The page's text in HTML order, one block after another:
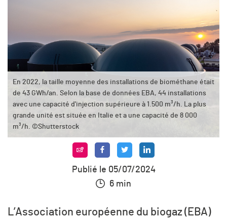
En 2022, la taille moyenne des installations de biométhane était
de 43 GWh/an. Selon la base de données EBA, 44 installations
avec une capacité d'injection supérieure à 1.500 m³/h. La plus
grande unité est située en Italie et a une capacité de 8 000
m³/h. ©Shutterstock
Publié le 05/07/2024
6 min
L’Association européenne du biogaz (EBA)